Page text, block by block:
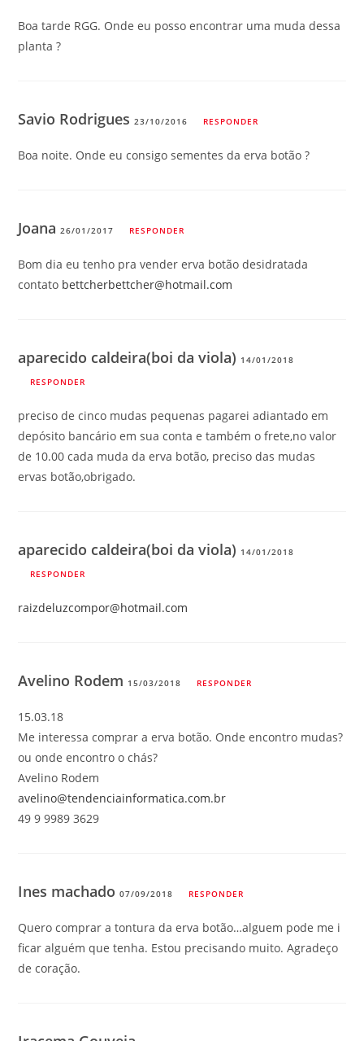
Boa tarde RGG. Onde eu posso encontrar uma muda dessa
planta ?
Savio Rodrigues23/10/2016 RESPONDER
Boa noite. Onde eu consigo sementes da erva botão ?
Joana26/01/2017 RESPONDER
Bom dia eu tenho pra vender erva botão desidratada
contato bettcherbettcher@hotmail.com
aparecido caldeira(boi da viola) 14/01/2018
RESPONDER
preciso de cinco mudas pequenas pagarei adiantado em
depósito bancário em sua conta e também o frete,no valor
de 10.00 cada muda da erva botão, preciso das mudas
ervas botão,obrigado.
aparecido caldeira(boi da viola) 14/01/2018
RESPONDER
raizdeluzcompor@hotmail.com
Avelino Rodem 15/03/2018 RESPONDER
15.03.18
Me interessa comprar a erva botão. Onde encontro mudas?
ou onde encontro o chás?
Avelino Rodem
avelino@tendenciainformatica.com.br
49 9 9989 3629
Ines machado07/09/2018 RESPONDER
Quero comprar a tontura da erva botão…alguem pode me i
ficar alguém que tenha. Estou precisando muito. Agradeço
de coração.